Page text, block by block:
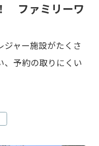
ファミリーワ
ャー施設がたくさ
、予約の取りにくい